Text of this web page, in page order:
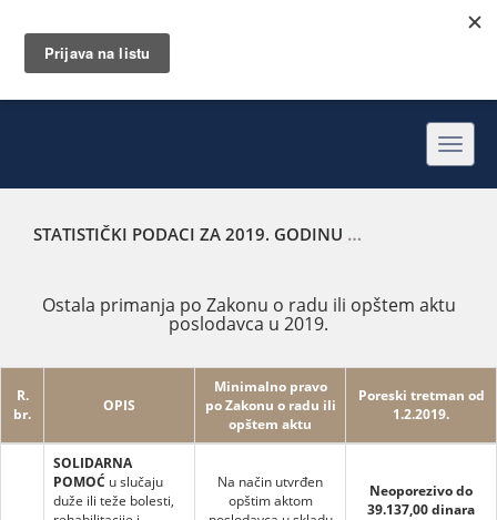
STATISTIČKI PODACI ZA 2019. GODINU
Ostala primanja po Zakonu o radu ili opštem aktu
poslodavca u 2019.
R.
br.
OPIS
Minimalno pravo
po Zakonu o radu ili
opštem aktu
Poreski tretman od
1.2.2019.
SOLIDARNA
POMOĆ u slučaju
duže ili teže bolesti,
Na način utvrđen
opštim aktom
Neoporezivo do
39.137,00 dinara